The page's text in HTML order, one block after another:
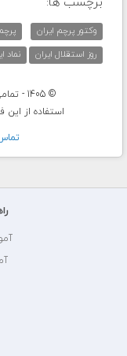
وکتور پرچم ایران
روز استقلال ایران
نماد
© 1405 - تمامی حقوق برای میهن طرح محفوظ است.
استفاده از این